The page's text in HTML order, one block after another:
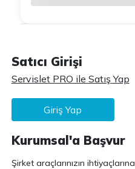
Satıcı Girişi
Servislet PRO ile Satış Yap
Giriş Yap
Kurumsal'a Başvur
Şirket araçlarınızın ihtiyaçlarına